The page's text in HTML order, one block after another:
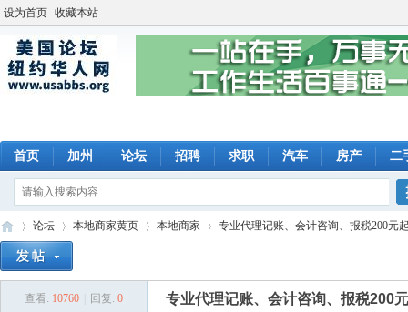
设为首页 收藏本站
首页 加州 论坛 招聘 求职 汽车 房产 二
论坛
›
本地商家黄页 本地商家
›
专业代理记账、会计咨询、报税200元
查看: 10760 回复: 0 专业代理记账、会计咨询、报税200